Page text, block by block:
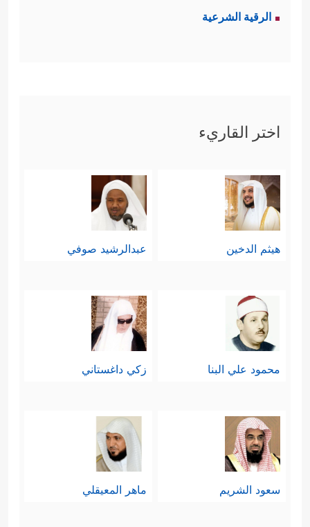
الرقية الشرعية
اختر القاريء
هيثم الدخين عبدالرشيد صوفي
محمود علي البنا زكي داغستاني
سعود الشريم ماهر المعيقلي